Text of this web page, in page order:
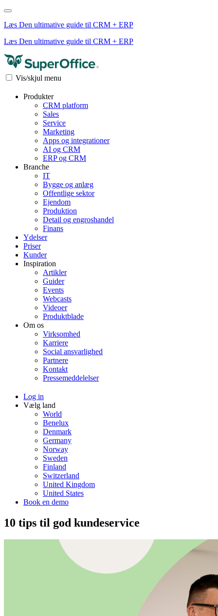
Læs Den ultimative guide til CRM + ERP
Læs Den ultimative guide til CRM + ERP
Vis/skjul menu
Produkter
CRM platform
Sales
Service
Marketing
Apps og integrationer
AI og CRM
ERP og CRM
Branche
IT
Bygge og anlæg
Offentlige sektor
Ejendom
Produktion
Detail og engroshandel
Finans
Ydelser
Priser
Kunder
Inspiration
Artikler
Guider
Events
Webcasts
Videoer
Produktblade
Om os
Virksomhed
Karriere
Social ansvarlighed
Partnere
Kontakt
Pressemeddelelser
Log in
Vælg land
World
Benelux
Denmark
Germany
Norway
Sweden
Finland
Switzerland
United Kingdom
United States
Book en demo
10 tips til god kundeservice